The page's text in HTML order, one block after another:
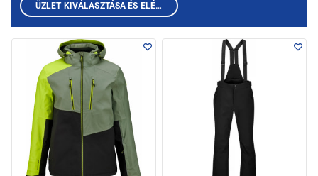
ÜZLET KIVÁLASZTÁSA ÉS ELÉRHETŐ TERMÉKEK MEGTEKINTÉSE